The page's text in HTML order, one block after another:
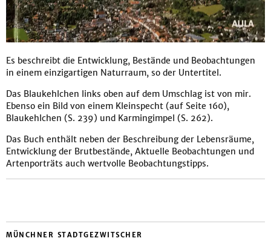
Es beschreibt die Entwicklung, Bestände und Beobachtungen
in einem einzigartigen Naturraum, so der Untertitel.
Das Blaukehlchen links oben auf dem Umschlag ist von mir.
Ebenso ein Bild von einem Kleinspecht (auf Seite 160),
Blaukehlchen (S. 239) und Karmingimpel (S. 262).
Das Buch enthält neben der Beschreibung der Lebensräume,
Entwicklung der Brutbestände, Aktuelle Beobachtungen und
Artenporträts auch wertvolle Beobachtungstipps.
MÜNCHNER STADTGEZWITSCHER